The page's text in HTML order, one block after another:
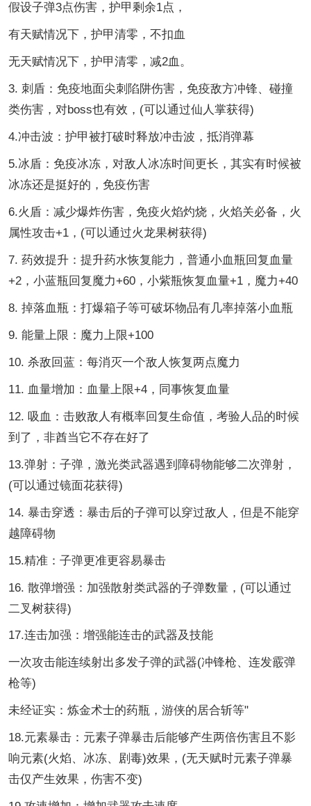
假设子弹3点伤害，护甲剩余1点，
有天赋情况下，护甲清零，不扣血
无天赋情况下，护甲清零，减2血。
3. 刺盾：免疫地面尖刺陷阱伤害，免疫敌方冲锋、碰撞
类伤害，对boss也有效，(可以通过仙人掌获得)
4.冲击波：护甲被打破时释放冲击波，抵消弹幕
5.冰盾：免疫冰冻，对敌人冰冻时间更长，其实有时候被
冰冻还是挺好的，免疫伤害
6.火盾：减少爆炸伤害，免疫火焰灼烧，火焰关必备，火
属性攻击+1，(可以通过火龙果树获得)
7. 药效提升：提升药水恢复能力，普通小血瓶回复血量
+2，小蓝瓶回复魔力+60，小紫瓶恢复血量+1，魔力+40
8. 掉落血瓶：打爆箱子等可破坏物品有几率掉落小血瓶
9. 能量上限：魔力上限+100
10. 杀敌回蓝：每消灭一个敌人恢复两点魔力
11. 血量增加：血量上限+4，同事恢复血量
12. 吸血：击败敌人有概率回复生命值，考验人品的时候
到了，非酋当它不存在好了
13.弹射：子弹，激光类武器遇到障碍物能够二次弹射，
(可以通过镜面花获得)
14. 暴击穿透：暴击后的子弹可以穿过敌人，但是不能穿
越障碍物
15.精准：子弹更准更容易暴击
16. 散弹增强：加强散射类武器的子弹数量，(可以通过
二叉树获得)
17.连击加强：增强能连击的武器及技能
一次攻击能连续射出多发子弹的武器(冲锋枪、连发霰弹
枪等)
未经证实：炼金术士的药瓶，游侠的居合斩等"
18.元素暴击：元素子弹暴击后能够产生两倍伤害且不影
响元素(火焰、冰冻、剧毒)效果，(无天赋时元素子弹暴
击仅产生效果，伤害不变)